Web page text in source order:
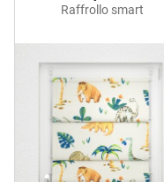
Raffrollo smart